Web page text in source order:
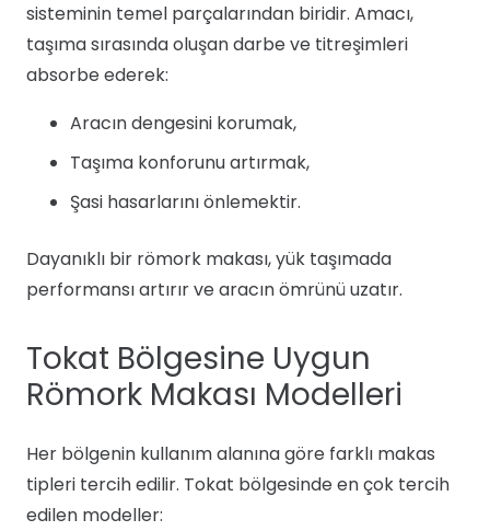
sisteminin temel parçalarından biridir. Amacı,
taşıma sırasında oluşan darbe ve titreşimleri
absorbe ederek:
Aracın dengesini korumak,
Taşıma konforunu artırmak,
Şasi hasarlarını önlemektir.
Dayanıklı bir römork makası, yük taşımada
performansı artırır ve aracın ömrünü uzatır.
Tokat Bölgesine Uygun
Römork Makası Modelleri
Her bölgenin kullanım alanına göre farklı makas
tipleri tercih edilir. Tokat bölgesinde en çok tercih
edilen modeller: